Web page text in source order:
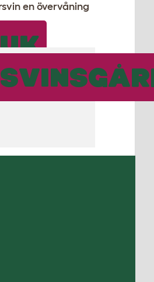
en övervåning